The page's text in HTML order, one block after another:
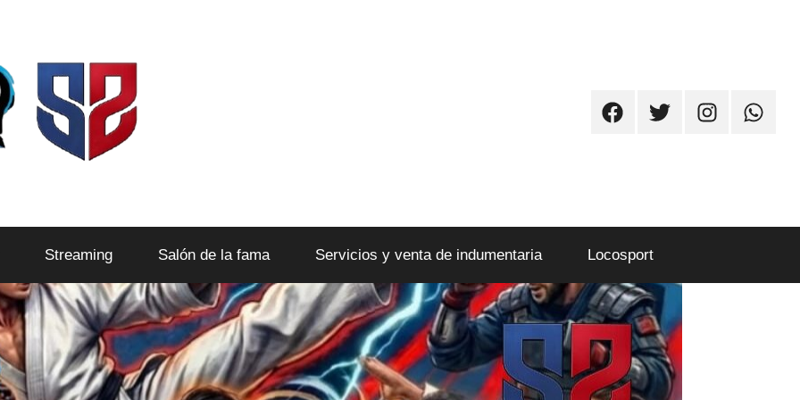
FacebookTwitter Instagram
Streaming Salón de la fama Servicios y venta de indumentaria Locosport